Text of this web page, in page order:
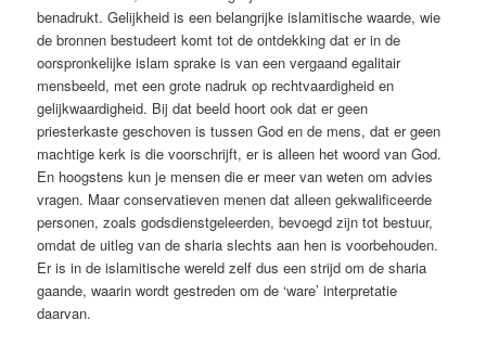
benadrukt. Gelijkheid is een belangrijke islamitische waarde, wie
de bronnen bestudeert komt tot de ontdekking dat er in de
oorspronkelijke islam sprake is van een vergaand egalitair
mensbeeld, met een grote nadruk op rechtvaardigheid en
gelijkwaardigheid. Bij dat beeld hoort ook dat er geen
priesterkaste geschoven is tussen God en de mens, dat er geen
machtige kerk is die voorschrijft, er is alleen het woord van God.
En hoogstens kun je mensen die er meer van weten om advies
vragen. Maar conservatieven menen dat alleen gekwalificeerde
personen, zoals godsdienstgeleerden, bevoegd zijn tot bestuur,
omdat de uitleg van de sharia slechts aan hen is voorbehouden.
Er is in de islamitische wereld zelf dus een strijd om de sharia
gaande, waarin wordt gestreden om de ‘ware’ interpretatie
daarvan.